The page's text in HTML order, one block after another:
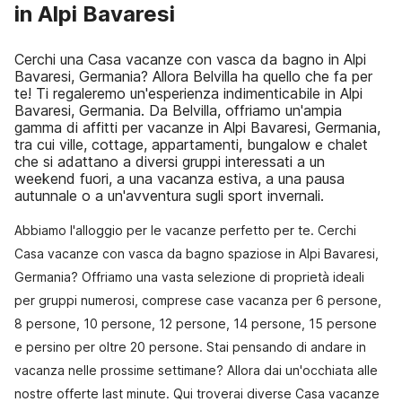
in Alpi Bavaresi
Cerchi una Casa vacanze con vasca da bagno in Alpi
Bavaresi, Germania? Allora Belvilla ha quello che fa per
te! Ti regaleremo un'esperienza indimenticabile in Alpi
Bavaresi, Germania. Da Belvilla, offriamo un'ampia
gamma di affitti per vacanze in Alpi Bavaresi, Germania,
tra cui ville, cottage, appartamenti, bungalow e chalet
che si adattano a diversi gruppi interessati a un
weekend fuori, a una vacanza estiva, a una pausa
autunnale o a un'avventura sugli sport invernali.
Abbiamo l'alloggio per le vacanze perfetto per te. Cerchi
Casa vacanze con vasca da bagno spaziose in Alpi Bavaresi,
Germania? Offriamo una vasta selezione di proprietà ideali
per gruppi numerosi, comprese case vacanza per 6 persone,
8 persone, 10 persone, 12 persone, 14 persone, 15 persone
e persino per oltre 20 persone. Stai pensando di andare in
vacanza nelle prossime settimane? Allora dai un'occhiata alle
nostre offerte last minute. Qui troverai diverse Casa vacanze